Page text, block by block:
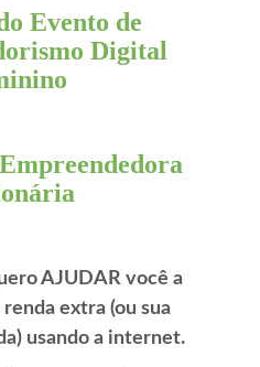
Evento de
Digital
AJUDAR você a
extra (ou sua
usando a internet.